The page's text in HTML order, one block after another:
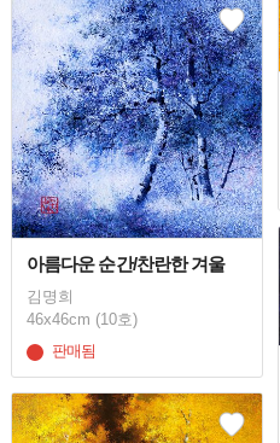
아름다운 순간/찬란한 겨울
김명희
46x46cm (10호)
판매됨